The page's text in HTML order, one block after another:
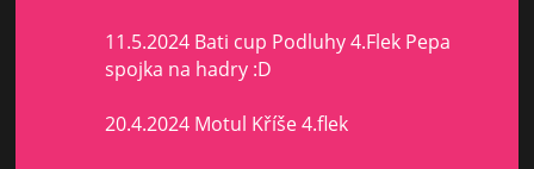
11.5.2024 Bati cup Podluhy 4.Flek Pepa
spojka na hadry :D
20.4.2024 Motul Kříše 4.flek